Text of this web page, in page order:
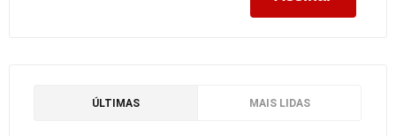
ÚLTIMAS MAIS LIDAS